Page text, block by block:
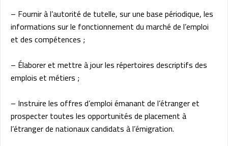
– Fournir à l’autorité de tutelle, sur une base périodique, les
informations sur le fonctionnement du marché de l’emploi
et des compétences ;
– Élaborer et mettre à jour les répertoires descriptifs des
emplois et métiers ;
– Instruire les offres d’emploi émanant de l’étranger et
prospecter toutes les opportunités de placement à
l’étranger de nationaux candidats à l’émigration.